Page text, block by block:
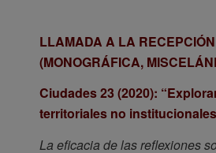
LLAMADA A LA
(MONOGRÁFICA,
Ciudades 23 (2020):
territoriales no
La eficacia de las reflexiones